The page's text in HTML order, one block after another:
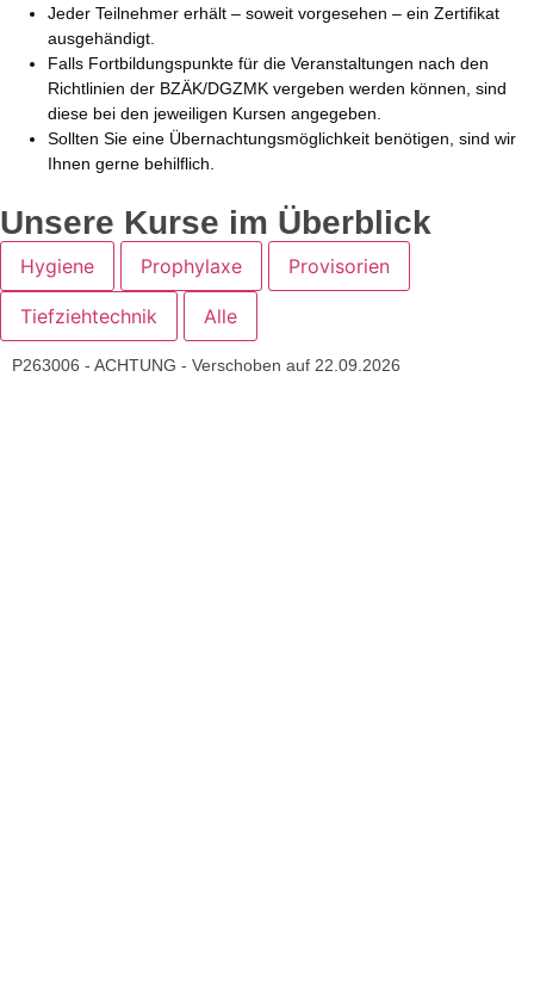
Jeder Teilnehmer erhält – soweit vorgesehen – ein Zertifikat
ausgehändigt.
Falls Fortbildungspunkte für die Veranstaltungen nach den
Richtlinien der BZÄK/DGZMK vergeben werden können, sind
diese bei den jeweiligen Kursen angegeben.
Sollten Sie eine Übernachtungsmöglichkeit benötigen, sind wir
Ihnen gerne behilflich.
Unsere Kurse im Überblick
Hygiene Prophylaxe Provisorien
Tiefziehtechnik Alle
P263006 - ACHTUNG - Verschoben auf 22.09.2026